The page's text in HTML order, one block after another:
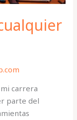
carrera
parte del